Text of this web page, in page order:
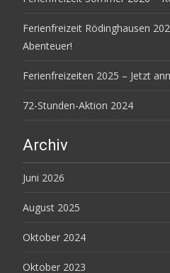
Ferienfreizeit Rödinghausen
Abenteuer!
Ferienfreizeiten 2025 – Jetzt
72-Stunden-Aktion 2024
Archiv
Juni 2026
August 2025
Oktober 2024
Oktober 2023